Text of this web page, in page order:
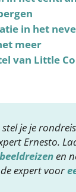
in het
meer
van Little
stel je je
Ernesto.
en
expert voor